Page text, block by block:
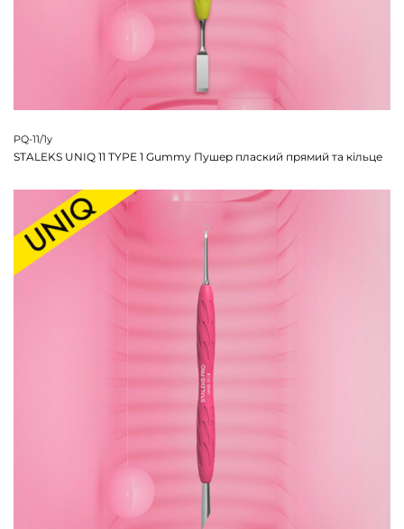
PQ-11/1y
STALEKS UNIQ 11 TYPE 1 Gummy Пушер плаский прямий та кільце